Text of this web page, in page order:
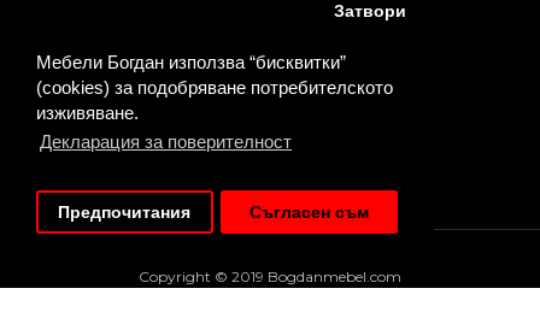
Мебели Богдан използва “бисквитки”
(cookies) за подобряване потребителското
изживяване.
Декларация за поверителност
Затвори
Предпочитания Съгласен съм
Профил
ХАРЕСАЙ НИ ВЪВ FACEBOOK
Copyright © 2019 Bogdanmebel.com